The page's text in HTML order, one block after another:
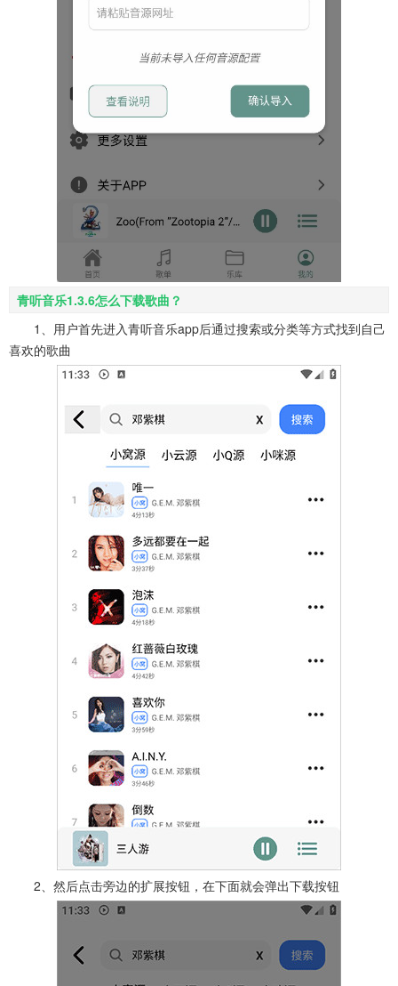
青听音乐1.3.6怎么下载歌曲？
1、用户首先进入青听音乐app后通过搜索或分类等方式找到自己
喜欢的歌曲
2、然后点击旁边的扩展按钮，在下面就会弹出下载按钮